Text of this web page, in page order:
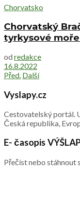
Chorvatsko
Chorvatský
tyrkysové
od redakce
16.8.2022
Před. Další
Vyslapy.cz
Cestovatelský portál.
Česká republika,
E- časopis
Přečíst nebo stáhnout